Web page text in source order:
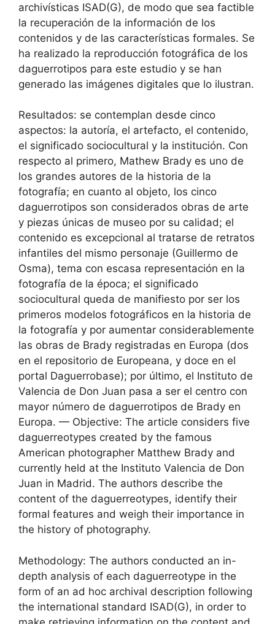
archivísticas ISAD(G), de modo que sea factible
la recuperación de la información de los
contenidos y de las características formales. Se
ha realizado la reproducción fotográfica de los
daguerrotipos para este estudio y se han
generado las imágenes digitales que lo ilustran.
Resultados: se contemplan desde cinco
aspectos: la autoría, el artefacto, el contenido,
el significado sociocultural y la institución. Con
respecto al primero, Mathew Brady es uno de
los grandes autores de la historia de la
fotografía; en cuanto al objeto, los cinco
daguerrotipos son considerados obras de arte
y piezas únicas de museo por su calidad; el
contenido es excepcional al tratarse de retratos
infantiles del mismo personaje (Guillermo de
Osma), tema con escasa representación en la
fotografía de la época; el significado
sociocultural queda de manifiesto por ser los
primeros modelos fotográficos en la historia de
la fotografía y por aumentar considerablemente
las obras de Brady registradas en Europa (dos
en el repositorio de Europeana, y doce en el
portal Daguerrobase); por último, el Instituto de
Valencia de Don Juan pasa a ser el centro con
mayor número de daguerrotipos de Brady en
Europa. — Objective: The article considers five
daguerreotypes created by the famous
American photographer Matthew Brady and
currently held at the Instituto Valencia de Don
Juan in Madrid. The authors describe the
content of the daguerreotypes, identify their
formal features and weigh their importance in
the history of photography.
Methodology: The authors conducted an in-
depth analysis of each daguerreotype in the
form of an ad hoc archival description following
the international standard ISAD(G), in order to